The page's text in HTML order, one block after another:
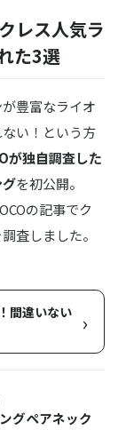
レス人気ラ
た3選
豊富なライオ
い！という方
が独自調査した
を初公開。
の記事でク
査しました。
間違いない
›
グペアネック